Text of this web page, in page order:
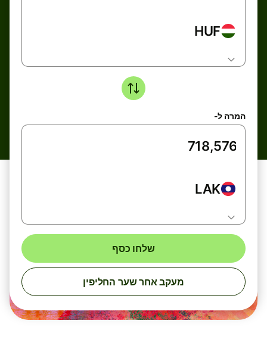
HUF
המרה ל-
LAK
שלחו כסף
מעקב אחר שער החליפין